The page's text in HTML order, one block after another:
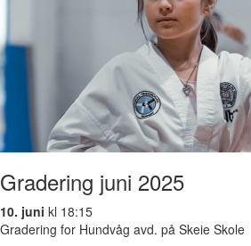
Gradering juni 2025
10. juni kl 18:15
Gradering for Hundvåg avd. på Skeie Skole